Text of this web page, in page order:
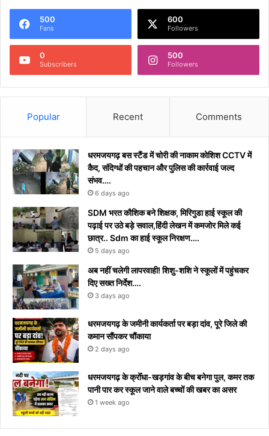
500
Fans
600
Followers
0
Subscribers
500
Followers
Popular Recent Comments
धरमजयगढ़ बस स्टैंड में चोरी की नाकाम कोशिश CCTV में
कैद, संदिग्धों की पहचान और पुलिस की कार्रवाई जल्द
संभव….
6 days ago
​SDM भरत कौशिक बने शिक्षक, मिरिगुडा हाई स्कूल की
पढ़ाई पर उठे बड़े सवाल,हिंदी लेखन में कमजोर मिले कई
छात्र.. Sdm का हाई स्कूल निरक्षण….
5 days ago
अब नहीं चलेगी लापरवाही! शिशु-शशि ने स्कूलों में पहुंचकर
दिए सख्त निर्देश….
3 days ago
धरमजयगढ़ के जमीनी कार्यकर्ता पर बड़ा दांव, पूरे जिले की
कमान सौंपकर चौंकाया
2 days ago
धरमजयगढ़ के क्रोँधा-खड़गांव ​के बीच बनेगा पुल, कमर तक
पानी पार कर स्कूल जाने वाले बच्चों की खबर का असर​
1 week ago